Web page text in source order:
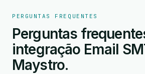
PERGUNTAS FREQUENTES
Perguntas
integração Email
Maystro.